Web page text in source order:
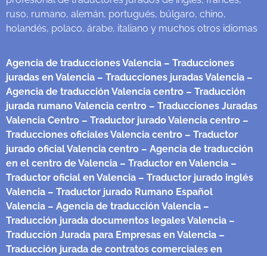
ruso, rumano, alemán, portugués, búlgaro, chino,
holandés, polaco, árabe, italiano y muchos otros idiomas
Agencia de traducciones Valencia – Traducciones
juradas en Valencia – Traducciones juradas Valencia –
Agencia de traducción Valencia centro – Traducción
jurada rumano Valencia centro – Traducciones Juradas
Valencia Centro – Traductor jurado Valencia centro –
Traducciones oficiales Valencia centro – Traductor
jurado oficial Valencia centro – Agencia de traducción
en el centro de Valencia – Traductor en Valencia –
Traductor oficial en Valencia – Traductor jurado inglés
Valencia – Traductor jurado Rumano Español
Valencia – Agencia de traducción Valencia –
Traducción jurada documentos legales Valencia –
Traducción Jurada para Empresas en Valencia –
Traducción jurada de contratos comerciales en